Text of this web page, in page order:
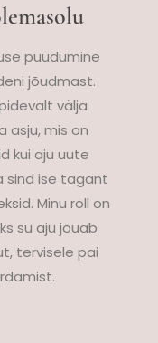
puudumine
jõudmast.
välja
asju, mis on
kui aju uute
sind ise tagant
Minu roll on
su aju jõuab
tervisele pai